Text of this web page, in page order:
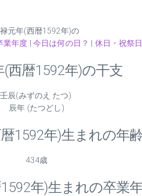
元年(西暦1592年)の
業年度 | 今日は何の日？ | 休日・祝祭日
(西暦1592年)の干支
壬辰(みずのえ たつ)
辰年 (たつどし)
1592年)生まれの年
434歳
年)生まれの卒業